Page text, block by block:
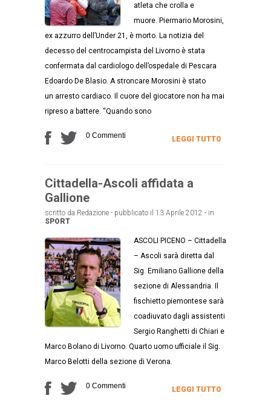
atleta che crolla e
muore. Piermario Morosini,
ex azzurro dell’Under 21, è morto. La notizia del
decesso del centrocampista del Livorno è stata
confermata dal cardiologo dell’ospedale di Pescara
Edoardo De Blasio. A stroncare Morosini è stato
un arresto cardiaco. Il cuore del giocatore non ha mai
ripreso a battere. “Quando sono
0 Commenti LEGGI TUTTO
Cittadella-Ascoli affidata a
Gallione
scritto da Redazione - pubblicato il 13 Aprile 2012 - in
SPORT
ASCOLI PICENO – Cittadella
– Ascoli sarà diretta dal
Sig. Emiliano Gallione della
sezione di Alessandria. Il
fischietto piemontese sarà
coadiuvato dagli assistenti
Sergio Ranghetti di Chiari e
Marco Bolano di Livorno. Quarto uomo ufficiale il Sig.
Marco Belotti della sezione di Verona.
0 Commenti LEGGI TUTTO